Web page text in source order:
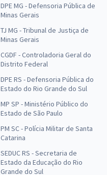
DPE MG - Defensoria Pública de
Minas Gerais
TJ MG - Tribunal de Justiça de
Minas Gerais
CGDF - Controladoria Geral do
Distrito Federal
DPE RS - Defensoria Pública do
Estado do Rio Grande do Sul
MP SP - Ministério Público do
Estado de São Paulo
PM SC - Polícia Militar de Santa
Catarina
SEDUC RS - Secretaria de
Estado da Educação do Rio
Grande do Sul